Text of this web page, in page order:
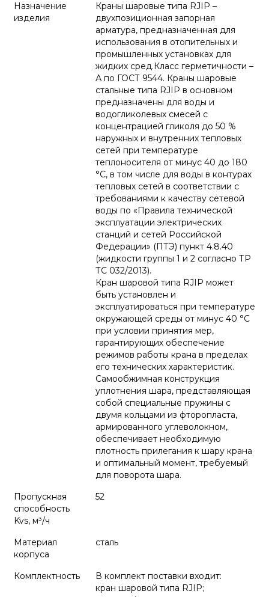
Назначение
изделия
Краны шаровые типа RJIP –
двухпозиционная запорная
арматура, предназначенная для
использования в отопительных и
промышленных установках для
жидких сред.Класс герметичности –
А по ГОСТ 9544. Краны шаровые
стальные типа RJIP в основном
предназначены для воды и
водогликолевых смесей с
концентрацией гликоля до 50 %
наружных и внутренних тепловых
сетей при температуре
теплоносителя от минус 40 до 180
°С, в том числе для воды в контурах
тепловых сетей в соответствии с
требованиями к качеству сетевой
воды по «Правила технической
эксплуатации электрических
станций и сетей Российской
Федерации» (ПТЭ) пункт 4.8.40
(жидкости группы 1 и 2 согласно ТР
ТС 032/2013).
Кран шаровой типа RJIP может
быть установлен и
эксплуатироваться при температуре
окружающей среды от минус 40 °С
при условии принятия мер,
гарантирующих обеспечение
режимов работы крана в пределах
его технических характеристик.
Самообжимная конструкция
уплотнения шара, представляющая
собой специальные пружины с
двумя кольцами из фторопласта,
армированного углеволокном,
обеспечивает необходимую
плотность прилегания к шару крана
и оптимальный момент, требуемый
для поворота шара.
Пропускная
способность
Kvs, м³/ч
52
Материал
корпуса
сталь
Комплектность
В комплект поставки входит:
кран шаровой типа RJIP;